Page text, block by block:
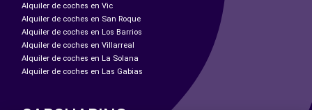
Alquiler de coches en Vic
Alquiler de coches en San Roque
Alquiler de coches en Los Barrios
Alquiler de coches en Villarreal
Alquiler de coches en La Solana
Alquiler de coches en Las Gabias